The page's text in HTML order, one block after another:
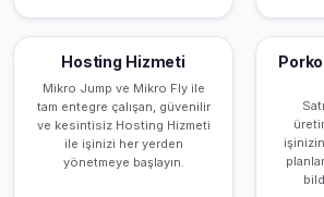
Hosting Hizmeti
Mikro Jump ve Mikro Fly ile
tam entegre çalışan, güvenilir
ve kesintisiz Hosting Hizmeti
ile işinizi her yerden
yönetmeye başlayın.